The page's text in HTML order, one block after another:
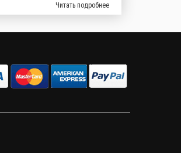
бензину на
Читать подробнее